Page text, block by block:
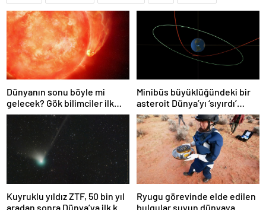
Dünyanın sonu böyle mi
gelecek? Gök bilimciler ilk
kez sönen yıldızın gezegeni
yutmasına tanık oldu
Minibüs büyüklüğündeki bir
asteroit Dünya’yı ‘sıyırdı’
geçti
Kuyruklu yıldız ZTF, 50 bin yıl
aradan sonra Dünya’ya ilk kez
Ryugu görevinde elde edilen
bulgular suyun dünyaya